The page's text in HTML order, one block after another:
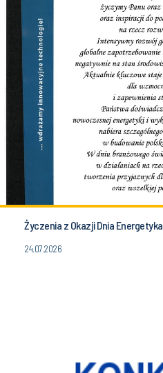
Życzenia z Okazji Dnia Energetyka
24.07.2026